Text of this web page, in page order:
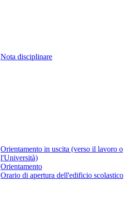
Nota disciplinare
Orientamento in uscita (verso il lavoro o
l'Università)
Orientamento
Orario di apertura dell'edificio scolastico